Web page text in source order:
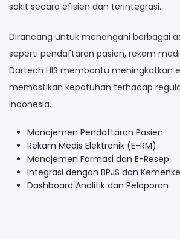
sakit secara efisien dan terintegrasi.
Dirancang untuk menangani berbagai
seperti pendaftaran pasien, rekam
Dartech HIS membantu meningkatkan
memastikan kepatuhan terhadap
Indonesia.
Manajemen Pendaftaran Pasien
Rekam Medis Elektronik (E-RM)
Manajemen Farmasi dan E-Resep
Integrasi dengan BPJS dan
Dashboard Analitik dan Pelaporan